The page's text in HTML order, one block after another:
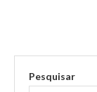
Pesquisar